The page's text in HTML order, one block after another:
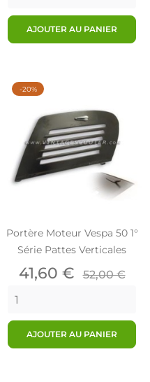
AJOUTER AU PANIER
Portère Moteur Vespa 50 1°
Série Pattes Verticales
Prix
41,60 € Prix
52,00 €
AJOUTER AU PANIER
-20%